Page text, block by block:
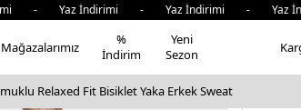
İndirimi - Yaz İndirimi -
Mağazalarımız
%
İndirim
Yeni
Sezon
Relaxed Fit Bisiklet Yaka Erkek Sweat